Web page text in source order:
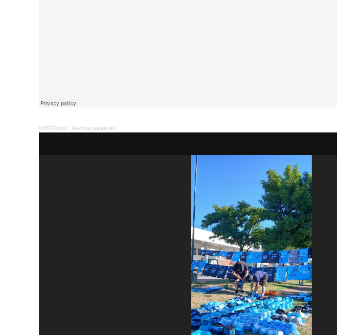
UNRCRadio · Hinchas jugadores